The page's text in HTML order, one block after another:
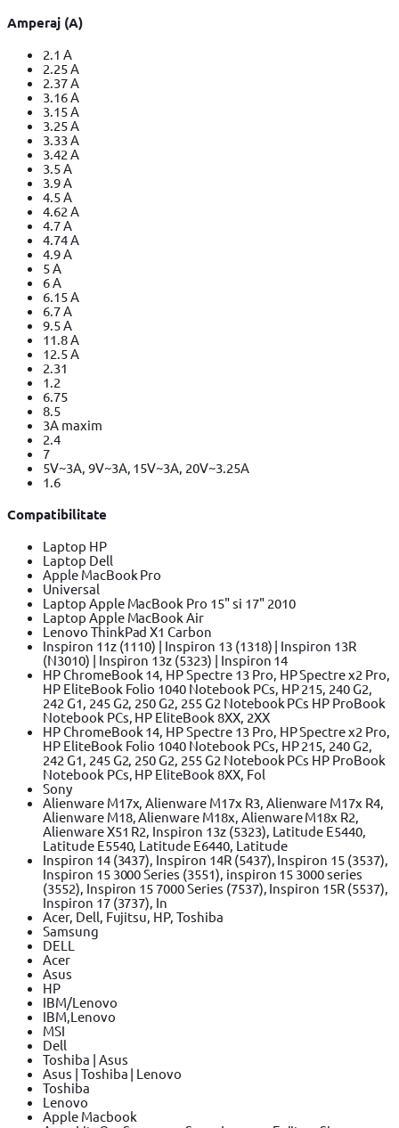
Amperaj (A)
2.1 A
2.25 A
2.37 A
3.16 A
3.15 A
3.25 A
3.33 A
3.42 A
3.5 A
3.9 A
4.5 A
4.62 A
4.7 A
4.74 A
4.9 A
5 A
6 A
6.15 A
6.7 A
9.5 A
11.8 A
12.5 A
2.31
1.2
6.75
8.5
3A maxim
2.4
7
5V~3A, 9V~3A, 15V~3A, 20V~3.25A
1.6
Compatibilitate
Laptop HP
Laptop Dell
Apple MacBook Pro
Universal
Laptop Apple MacBook Pro 15" si 17" 2010
Laptop Apple MacBook Air
Lenovo ThinkPad X1 Carbon
Inspiron 11z (1110) | Inspiron 13 (1318) | Inspiron 13R
(N3010) | Inspiron 13z (5323) | Inspiron 14
HP ChromeBook 14, HP Spectre 13 Pro, HP Spectre x2 Pro,
HP EliteBook Folio 1040 Notebook PCs, HP 215, 240 G2,
242 G1, 245 G2, 250 G2, 255 G2 Notebook PCs HP ProBook
Notebook PCs, HP EliteBook 8XX, 2XX
HP ChromeBook 14, HP Spectre 13 Pro, HP Spectre x2 Pro,
HP EliteBook Folio 1040 Notebook PCs, HP 215, 240 G2,
242 G1, 245 G2, 250 G2, 255 G2 Notebook PCs HP ProBook
Notebook PCs, HP EliteBook 8XX, Fol
Sony
Alienware M17x, Alienware M17x R3, Alienware M17x R4,
Alienware M18, Alienware M18x, Alienware M18x R2,
Alienware X51 R2, Inspiron 13z (5323), Latitude E5440,
Latitude E5540, Latitude E6440, Latitude
Inspiron 14 (3437), Inspiron 14R (5437), Inspiron 15 (3537),
Inspiron 15 3000 Series (3551), inspiron 15 3000 series
(3552), Inspiron 15 7000 Series (7537), Inspiron 15R (5537),
Inspiron 17 (3737), In
Acer, Dell, Fujitsu, HP, Toshiba
Samsung
DELL
Acer
Asus
HP
IBM/Lenovo
IBM,Lenovo
MSI
Dell
Toshiba | Asus
Asus | Toshiba | Lenovo
Toshiba
Lenovo
Apple Macbook